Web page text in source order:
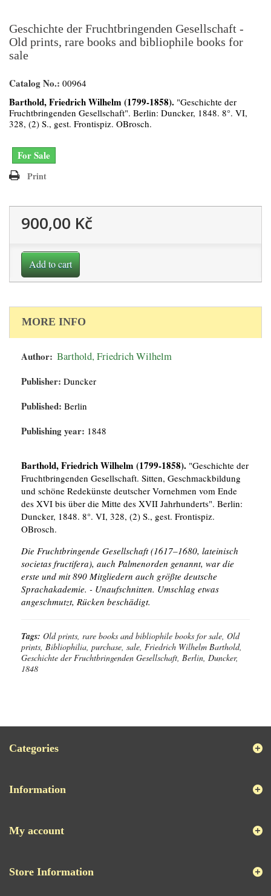
Geschichte der Fruchtbringenden Gesellschaft -
Old prints, rare books and bibliophile books for
sale
Catalog No.: 00964
Barthold, Friedrich Wilhelm (1799-1858). "Geschichte der
Fruchtbringenden Gesellschaft". Berlin: Duncker, 1848. 8°. VI,
328, (2) S., gest. Frontispiz. OBrosch.
For Sale
Print
900,00 Kč
Add to cart
MORE INFO
Author: Barthold, Friedrich Wilhelm
Publisher: Duncker
Published: Berlin
Publishing year: 1848
Barthold, Friedrich Wilhelm (1799-1858). "Geschichte der
Fruchtbringenden Gesellschaft. Sitten, Geschmackbildung
und schöne Redekünste deutscher Vornehmen vom Ende
des XVI bis über die Mitte des XVII Jahrhunderts". Berlin:
Duncker, 1848. 8°. VI, 328, (2) S., gest. Frontispiz.
OBrosch.
Die Fruchtbringende Gesellschaft (1617–1680, lateinisch
societas fructifera), auch Palmenorden genannt, war die
erste und mit 890 Mitgliedern auch größte deutsche
Sprachakademie. - Unaufschnitten. Umschlag etwas
angeschmutzt, Rücken beschädigt.
Tags: Old prints, rare books and bibliophile books for sale, Old
prints, Bibliophilia, purchase, sale, Friedrich Wilhelm Barthold,
Geschichte der Fruchtbringenden Gesellschaft, Berlin, Duncker,
1848
Categories
Information
My account
Store Information